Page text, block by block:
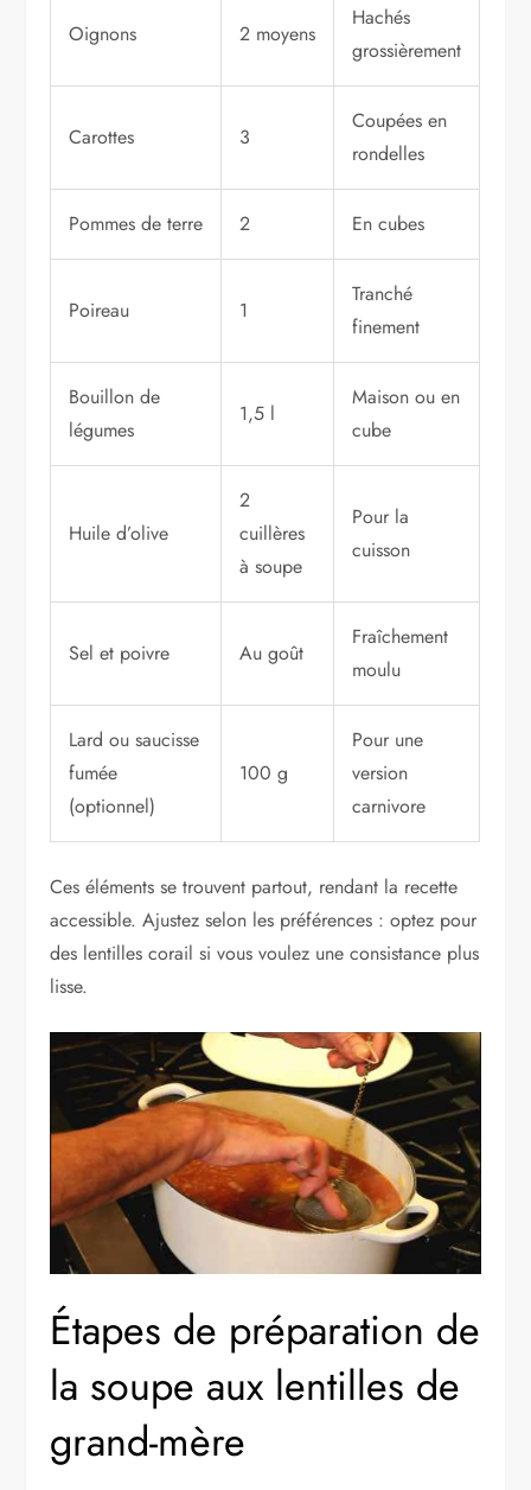
Oignons 2 moyens
Hachés
grossièrement
Carottes 3
Coupées en
rondelles
Pommes de terre 2 En cubes
Poireau 1
Tranché
finement
Bouillon de
légumes
1,5 l
Maison ou en
cube
Huile d’olive
2
cuillères
à soupe
Pour la
cuisson
Sel et poivre Au goût
Fraîchement
moulu
Lard ou saucisse
fumée
(optionnel)
100 g
Pour une
version
carnivore
Ces éléments se trouvent partout, rendant la recette
accessible. Ajustez selon les préférences : optez pour
des lentilles corail si vous voulez une consistance plus
lisse.
Étapes de préparation de
la soupe aux lentilles de
grand-mère